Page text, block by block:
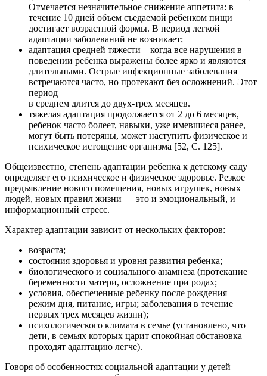
Отмечается незначительное снижение аппетита: в
течение 10 дней объем съедаемой ребенком пищи
достигает возрастной формы. В период легкой
адаптации заболеваний не возникает;
адаптация средней тяжести – когда все нарушения в
поведении ребенка выражены более ярко и являются
длительными. Острые инфекционные заболевания
встречаются часто, но протекают без осложнений. Этот
период
в среднем длится до двух-трех месяцев.
тяжелая адаптация продолжается от 2 до 6 месяцев,
ребенок часто болеет, навыки, уже имевшиеся ранее,
могут быть потеряны, может наступить физическое и
психическое истощение организма [52, С. 125].
Общеизвестно, степень адаптации ребенка к детскому саду
определяет его психическое и физическое здоровье. Резкое
предъявление нового помещения, новых игрушек, новых
людей, новых правил жизни — это и эмоциональный, и
информационный стресс.
Характер адаптации зависит от нескольких факторов:
возраста;
состояния здоровья и уровня развития ребенка;
биологического и социального анамнеза (протекание
беременности матери, осложнение при родах;
условия, обеспеченные ребенку после рождения –
режим дня, питание, игры; заболевания в течение
первых трех месяцев жизни);
психологического климата в семье (установлено, что
дети, в семьях которых царит спокойная обстановка
проходят адаптацию легче).
Говоря об особенностях социальной адаптации у детей